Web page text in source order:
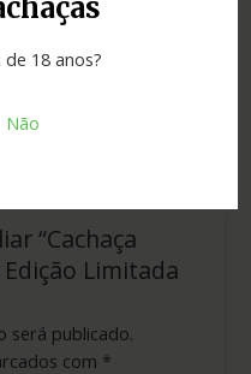
18 anos?
Não
“Cachaça
Limitada
será publicado.
com *